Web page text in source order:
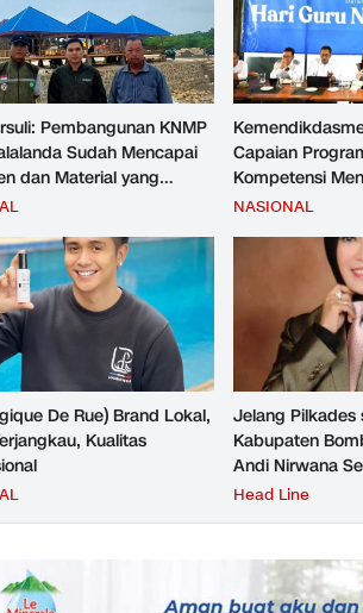
Pembangunan KNMP
Sudah Mencapai
dan Material yang
Sudah Sesuai Hasil Uji
Capaian
Kompetensi
Kesejahteraan
NASIONAL
De Rue) Brand Lokal,
Kualitas
Jelang Pilkades
Kabupaten
Andi Nirwana
Head Line